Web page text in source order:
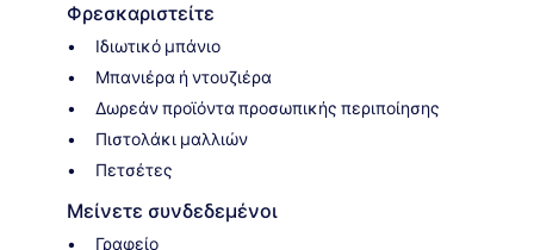
Φρεσκαριστείτε
Ιδιωτικό μπάνιο
Μπανιέρα ή ντουζιέρα
Δωρεάν προϊόντα προσωπικής περιποίησης
Πιστολάκι μαλλιών
Πετσέτες
Μείνετε συνδεδεμένοι
Γραφείο